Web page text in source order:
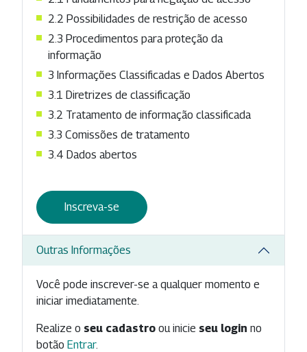
2.2 Possibilidades de restrição de acesso
2.3 Procedimentos para proteção da
informação
3 Informações Classificadas e Dados Abertos
3.1 Diretrizes de classificação
3.2 Tratamento de informação classificada
3.3 Comissões de tratamento
3.4 Dados abertos
Inscreva-se
Outras Informações
Você pode inscrever-se a qualquer momento e
iniciar imediatamente.
Realize o seu cadastro ou inicie seu login no
botão Entrar.